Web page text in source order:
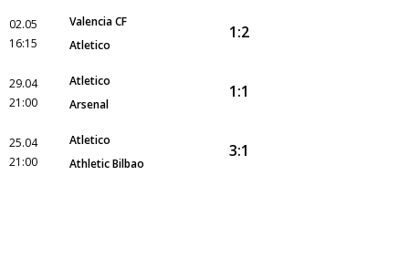
02.05
16:15
Valencia CF
Atletico
1:2
29.04
21:00
Atletico
Arsenal
1:1
25.04
21:00
Atletico
Athletic Bilbao
3:1